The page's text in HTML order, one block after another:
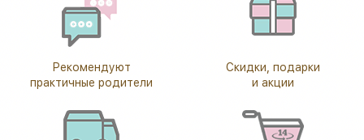
Рекомендуют
практичные родители
Скидки, подарки
и акции